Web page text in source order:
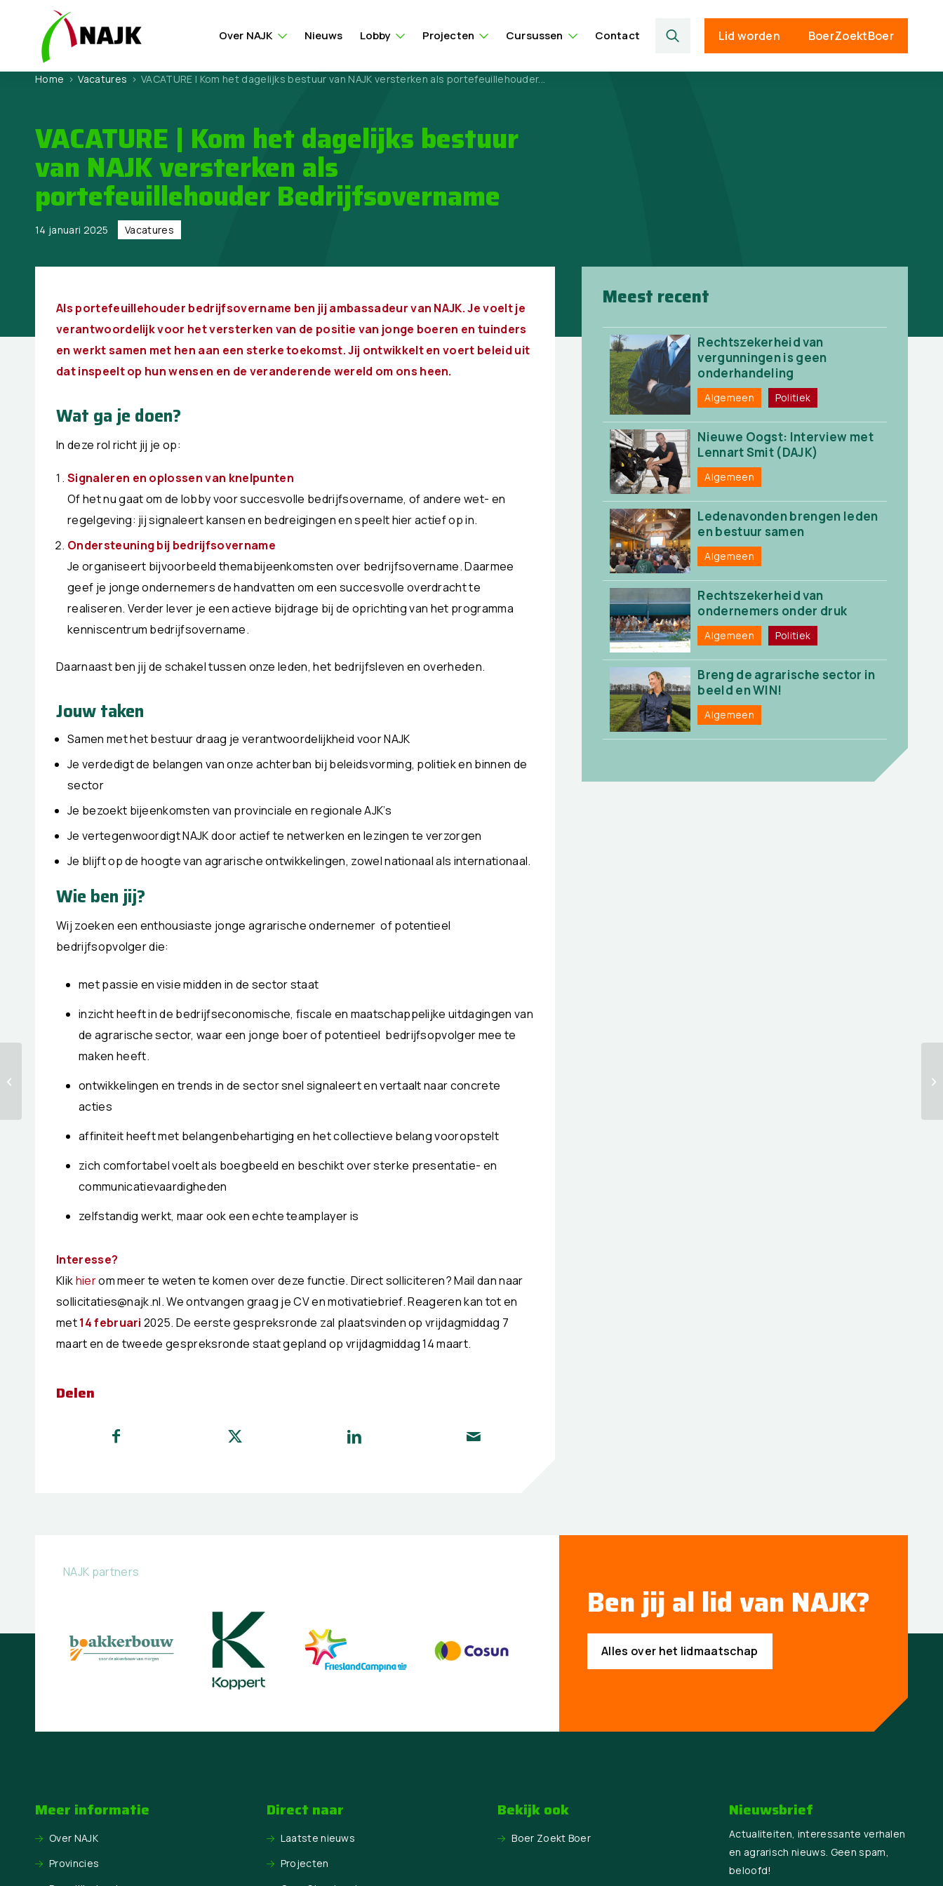
Over NAJK Nieuws Lobby Projecten Cursussen Contact Lid worden BoerZoektBoer
Home > Vacatures > VACATURE | Kom het dagelijks bestuur van NAJK versterken als portefeuillehouder...
VACATURE | Kom het dagelijks bestuur
van NAJK versterken als
portefeuillehouder Bedrijfsovername
14 januari 2025 Vacatures
Als portefeuillehouder bedrijfsovername ben jij ambassadeur van NAJK. Je voelt je
verantwoordelijk voor het versterken van de positie van jonge boeren en tuinders
en werkt samen met hen aan een sterke toekomst. Jij ontwikkelt en voert beleid uit
dat inspeelt op hun wensen en de veranderende wereld om ons heen.
Wat ga je doen?
In deze rol richt jij je op:
Signaleren en oplossen van knelpunten
Of het nu gaat om de lobby voor succesvolle bedrijfsovername, of andere wet- en
regelgeving: jij signaleert kansen en bedreigingen en speelt hier actief op in.
Ondersteuning bij bedrijfsovername
Je organiseert bijvoorbeeld themabijeenkomsten over bedrijfsovername. Daarmee
geef je jonge ondernemers de handvatten om een succesvolle overdracht te
realiseren. Verder lever je een actieve bijdrage bij de oprichting van het programma
kenniscentrum bedrijfsovername.
Daarnaast ben jij de schakel tussen onze leden, het bedrijfsleven en overheden.
Jouw taken
Samen met het bestuur draag je verantwoordelijkheid voor NAJK
Je verdedigt de belangen van onze achterban bij beleidsvorming, politiek en binnen de
sector
Je bezoekt bijeenkomsten van provinciale en regionale AJK’s
Je vertegenwoordigt NAJK door actief te netwerken en lezingen te verzorgen
Je blijft op de hoogte van agrarische ontwikkelingen, zowel nationaal als internationaal.
Wie ben jij?
Wij zoeken een enthousiaste jonge agrarische ondernemer of potentieel
bedrijfsopvolger die:
met passie en visie midden in de sector staat
inzicht heeft in de bedrijfseconomische, fiscale en maatschappelijke uitdagingen van
de agrarische sector, waar een jonge boer of potentieel bedrijfsopvolger mee te
maken heeft.
ontwikkelingen en trends in de sector snel signaleert en vertaalt naar concrete
acties
affiniteit heeft met belangenbehartiging en het collectieve belang vooropstelt
zich comfortabel voelt als boegbeeld en beschikt over sterke presentatie- en
communicatievaardigheden
zelfstandig werkt, maar ook een echte teamplayer is
Interesse?
Klikhierom meer te weten te komen over deze functie. Direct solliciteren? Mail dan naar
sollicitaties@najk.nl. We ontvangen graag je CV en motivatiebrief. Reageren kan tot en
met14 februari 2025. De eerste gespreksronde zal plaatsvinden op vrijdagmiddag 7
maart en de tweede gespreksronde staat gepland op vrijdagmiddag 14 maart.
Delen
Meest recent
Rechtszekerheid van
vergunningen is geen
onderhandeling
Algemeen Politiek
Nieuwe Oogst: Interview met
Lennart Smit (DAJK)
Algemeen
Ledenavonden brengen leden
en bestuur samen
Algemeen
Rechtszekerheid van
ondernemers onder druk
Algemeen Politiek
Breng de agrarische sector in
beeld en WIN!
Algemeen
NAJK partners
Ben jij al lid van NAJK?
Alles over het lidmaatschap
Meer informatie
Over NAJK
Provincies
Direct naar
Laatste nieuws
Projecten
Bekijk ook
Boer Zoekt Boer
Nieuwsbrief
Actualiteiten, interessante verhalen
en agrarisch nieuws. Geen spam,
beloofd!
langjarige pacht de